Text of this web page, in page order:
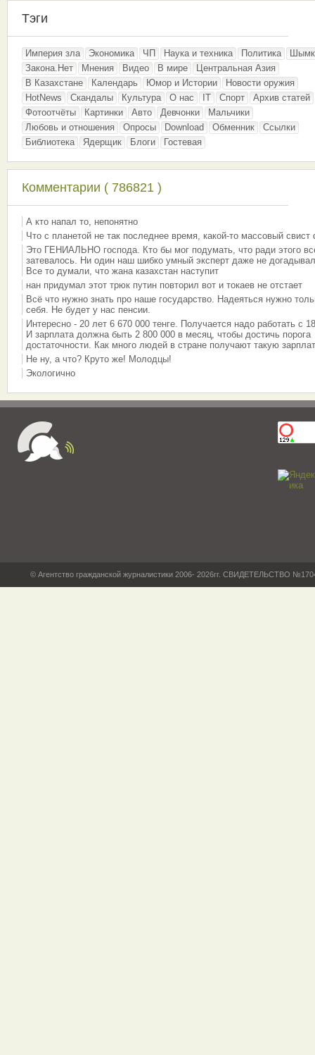
Тэги
Империя зла Экономика ЧП Наука и техника Политика
Закона.Нет
Мнения Видео В мире
Центральная Азия
В Казахстане
Календарь Юмор и Истории
Новости оружия
HotNews
Скандалы Культура О нас IT Спорт
Архив статей
Фотоотчёты
Картинки Авто Девчонки
Мальчики
Любовь и отношения
Опросы Download Обменник
Ссылки
Библиотека
Ядерщик Блоги Гостевая
Комментарии ( 786821 )
А кто напал то, непонятно
Что с планетой не так последнее время, какой-то массовый свист
Это ГЕНИАЛЬНО господа. Кто бы мог подумать, что ради этого
затевалось. Ни один наш шибко умный эксперт даже не
Все то думали, что жана казахстан наступит
нан придумал этот трюк путин повторил вот и токаев не отстает
Всё что нужно знать про наше государство. Надеяться нужно
себя. Не будет у нас пенсии.
Интересно - 20 лет 6 670 000 тенге. Получается надо работать с
И зарплата должна быть 2 800 000 в месяц, чтобы достичь порога
достаточности. Как много людей в стране получают такую
Не ну, а что? Круто же! Молодцы!
Экологично
© Агентство гражданской журналистики 2006- 2026гг. СВИДЕТЕЛЬСТВО